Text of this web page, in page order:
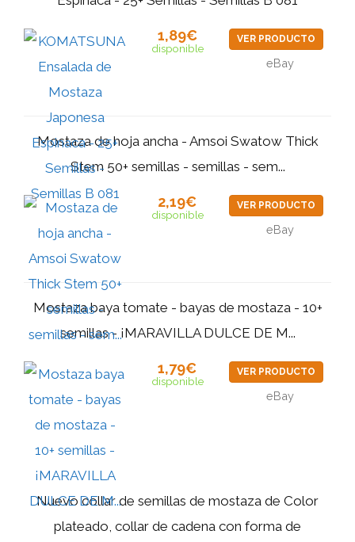
1,89€
disponible
VER PRODUCTO
eBay
Mostaza de hoja ancha - Amsoi Swatow Thick
Stem 50+ semillas - semillas - sem...
2,19€
disponible
VER PRODUCTO
eBay
Mostaza baya tomate - bayas de mostaza - 10+
semillas - ¡MARAVILLA DULCE DE M...
1,79€
disponible
VER PRODUCTO
eBay
Nuevo collar de semillas de mostaza de Color
plateado, collar de cadena con forma de